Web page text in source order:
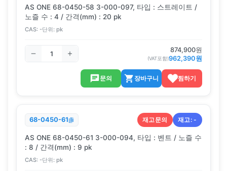
AS ONE 68-0450-58 3-000-097, 타입 : 스트레이트 /
노즐 수 : 4 / 간격(mm) : 20 pk
CAS: -단위: pk
874,900원
(VAT포함)962,390원
문의 장바구니 찜하기
68-0450-61 재고문의 재고:-
AS ONE 68-0450-61 3-000-094, 타입 : 벤트 / 노즐 수
: 8 / 간격(mm) : 9 pk
CAS: -단위: pk